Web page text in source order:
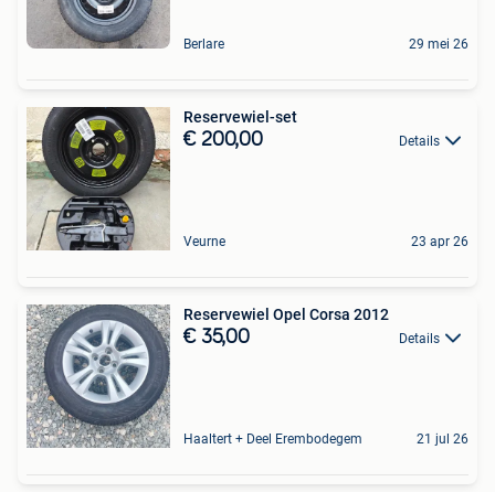
Berlare 29 mei 26
Reservewiel-set
€ 200,00 Details
Veurne 23 apr 26
Reservewiel Opel Corsa 2012
€ 35,00 Details
Haaltert + Deel Erembodegem 21 jul 26